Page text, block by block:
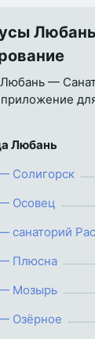
—
Любань
Солигорск
Осовец
санаторий
Плюсна
Мозырь
Озёрное